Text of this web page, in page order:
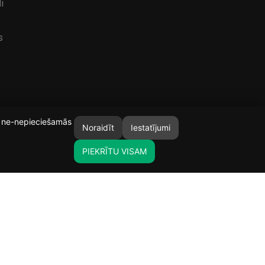
nepieciešamās
Noraidīt Iestatījumi
PIEKRĪTU VISAM